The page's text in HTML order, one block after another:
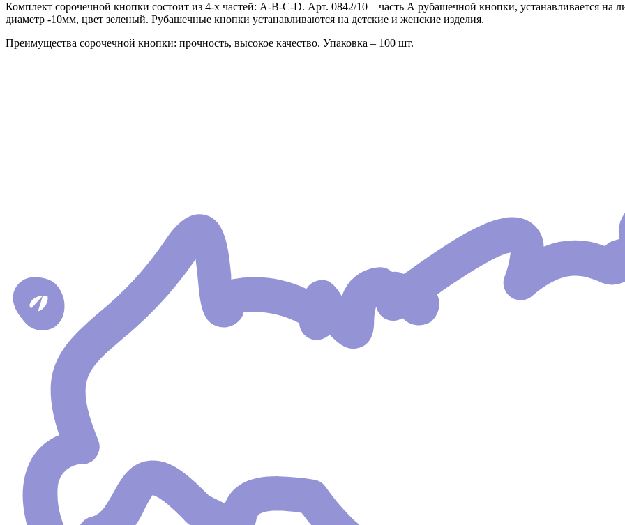
Комплект сорочечной кнопки состоит из 4-х частей: А-В-С-D. Арт. 0842/10 – часть А рубашечной кнопки, устанавливается на
диаметр -10мм, цвет зеленый. Рубашечные кнопки устанавливаются на детские и женские изделия.
Преимущества сорочечной кнопки: прочность, высокое качество. Упаковка – 100 шт.